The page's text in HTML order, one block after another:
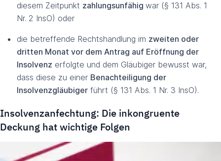
diesem Zeitpunkt zahlungsunfähig war (§ 131 Abs. 1
Nr. 2 InsO) oder
die betreffende Rechtshandlung im zweiten oder
dritten Monat vor dem Antrag auf Eröffnung der
Insolvenz erfolgte und dem Gläubiger bewusst war,
dass diese zu einer Benachteiligung der
Insolvenzgläubiger führt (§ 131 Abs. 1 Nr. 3 InsO).
Insolvenzanfechtung: Die inkongruente
Deckung hat wichtige Folgen